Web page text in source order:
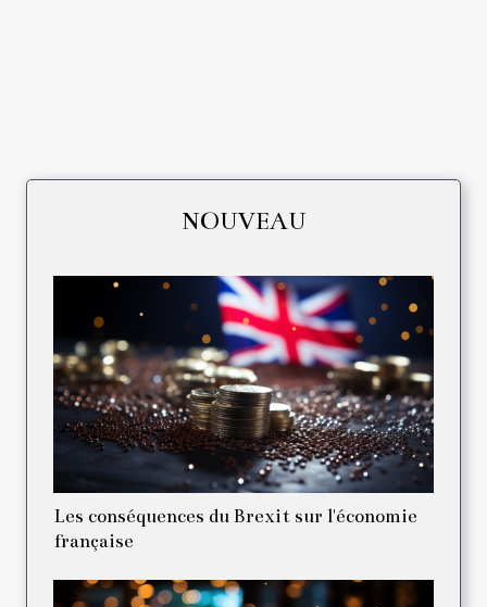
NOUVEAU
Les conséquences du Brexit sur l'économie
française